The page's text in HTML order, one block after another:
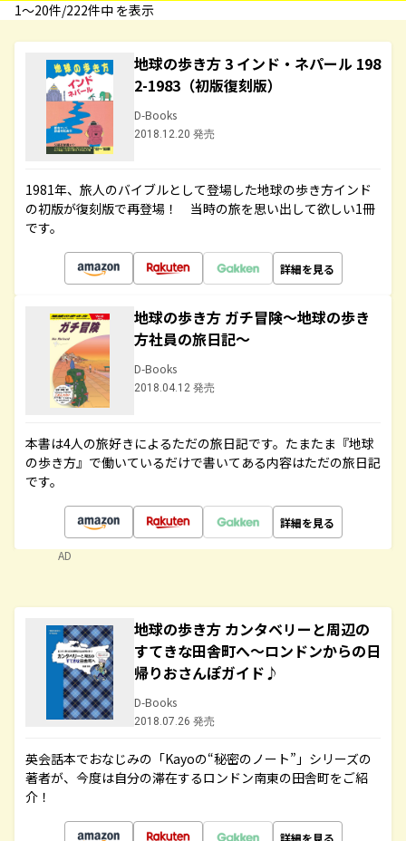
1〜20件/222件中 を表示
地球の歩き方 3 インド・ネパール 198
2-1983（初版復刻版）
D-Books
2018.12.20 発売
1981年、旅人のバイブルとして登場した地球の歩き方インド
の初版が復刻版で再登場！ 当時の旅を思い出して欲しい1冊
です。
詳細を見る
地球の歩き方 ガチ冒険～地球の歩き
方社員の旅日記～
D-Books
2018.04.12 発売
本書は4人の旅好きによるただの旅日記です。たまたま『地球
の歩き方』で働いているだけで書いてある内容はただの旅日記
です。
詳細を見る
AD
地球の歩き方 カンタベリーと周辺の
すてきな田舎町へ～ロンドンからの日
帰りおさんぽガイド♪
D-Books
2018.07.26 発売
英会話本でおなじみの「Kayoの“秘密のノート”」シリーズの
著者が、今度は自分の滞在するロンドン南東の田舎町をご紹
介！
詳細を見る